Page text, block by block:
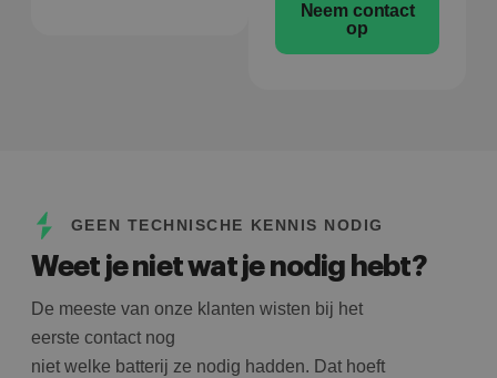
Neem contact
op
GEEN TECHNISCHE KENNIS NODIG
Weet je niet wat je nodig hebt?
De meeste van onze klanten wisten bij het
eerste contact nog
niet welke batterij ze nodig hadden. Dat hoeft